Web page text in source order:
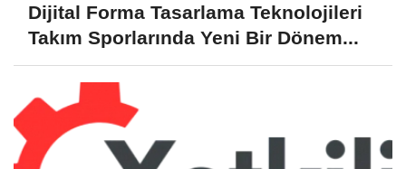
Dijital Forma Tasarlama Teknolojileri
Takım Sporlarında Yeni Bir Dönem...